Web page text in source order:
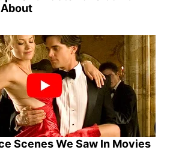
Scenes We Saw In Movies